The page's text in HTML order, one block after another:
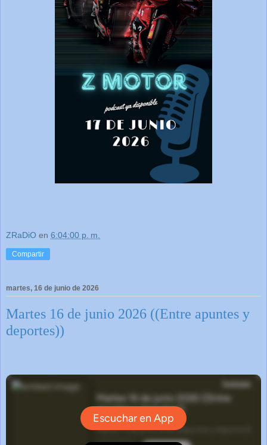
ZRaDiO en 6:04:00 p. m.
Compartir
martes, 16 de junio de 2026
Martes 16 de junio 2026 ((Entre apuntes y
deportes))